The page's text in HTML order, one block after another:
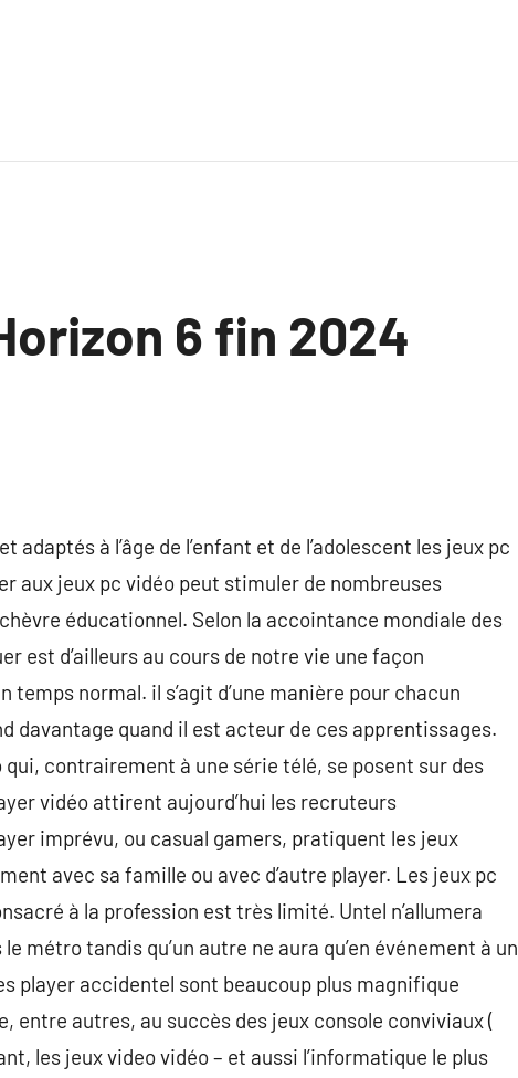
6 fin 2024
à l’âge de l’enfant et de l’adolescent les jeux pc
aux jeux pc vidéo peut stimuler de nombreuses
éducationnel. Selon la accointance mondiale des
est d’ailleurs au cours de notre vie une façon
temps normal. il s’agit d’une manière pour chacun
davantage quand il est acteur de ces apprentissages.
contrairement à une série télé, se posent sur des
vidéo attirent aujourd’hui les recruteurs
imprévu, ou casual gamers, pratiquent les jeux
avec sa famille ou avec d’autre player. Les jeux pc
à la profession est très limité. Untel n’allumera
métro tandis qu’un autre ne aura qu’en événement à un
player accidentel sont beaucoup plus magnifique
entre autres, au succès des jeux console conviviaux (
les jeux video vidéo – et aussi l’informatique le plus